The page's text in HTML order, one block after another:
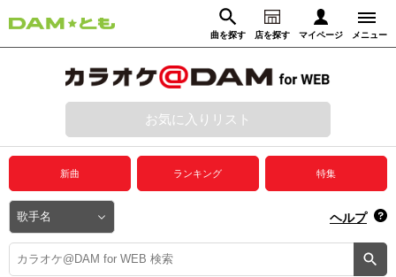
曲を探す 店を探す マイページ メニュー
動画からさがす 録音からさがす
ログイン
プレミアムサービス
DAM★とも動画
DAM★とも録音
お気に入りリスト
新曲 ランキング 特集
ヘルプ